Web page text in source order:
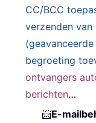
CC/BCC
verzenden van
(geavanceerde
begroeting
ontvangers
berichten…
📨E-